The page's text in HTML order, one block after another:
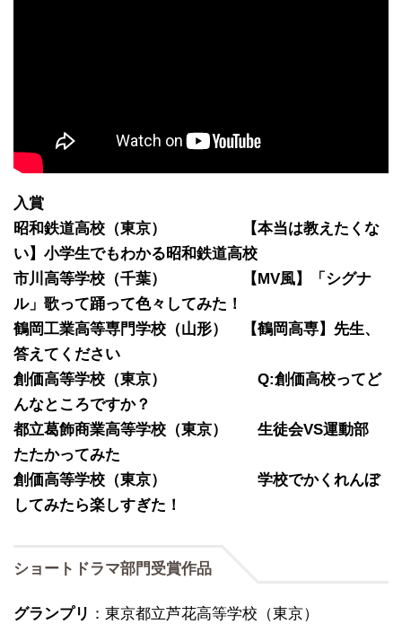
入賞
昭和鉄道高校（東京） 【本当は教えたくな
い】小学生でもわかる昭和鉄道高校
市川高等学校（千葉） 【MV風】「シグナ
ル」歌って踊って色々してみた！
鶴岡工業高等専門学校（山形） 【鶴岡高専】先生、
答えてください
創価高等学校（東京） Q:創価高校ってど
んなところですか？
都立葛飾商業高等学校（東京） 生徒会VS運動部
たたかってみた
創価高等学校（東京） 学校でかくれんぼ
してみたら楽しすぎた！
ショートドラマ部門受賞作品
グランプリ ：東京都立芦花高等学校（東京）